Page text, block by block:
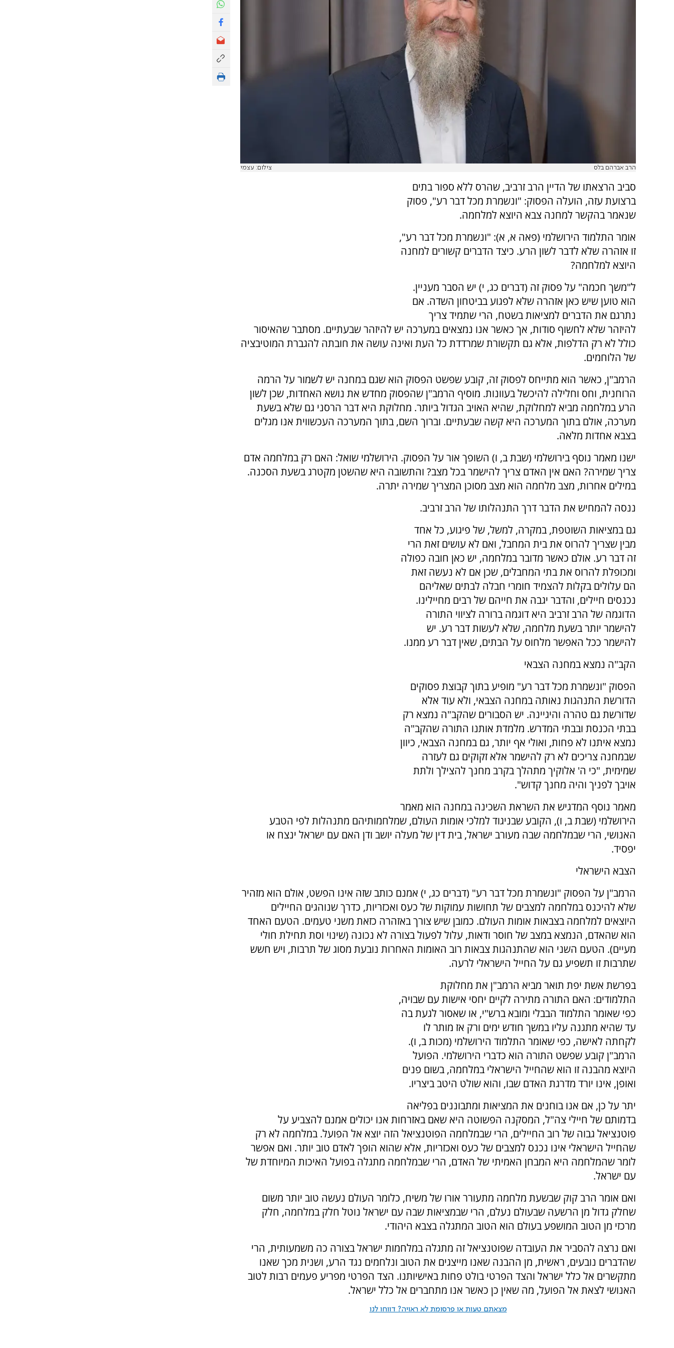
הרב אברהם בלס צילום: עצמי
סביב הרצאתו של הדיין הרב זרביב, שהרס ללא ספור בתים
ברצועת עזה, הועלה הפסוק: "ונשמרת מכל דבר רע", פסוק
שנאמר בהקשר למחנה צבא היוצא למלחמה.
אומר התלמוד הירושלמי (פאה א, א): "ונשמרת מכל דבר רע",
זו אזהרה שלא לדבר לשון הרע. כיצד הדברים קשורים למחנה
היוצא למלחמה?
ל"משך חכמה" על פסוק זה (דברים כג, י) יש הסבר מעניין.
הוא טוען שיש כאן אזהרה שלא לפגוע בביטחון השדה. אם
נתרגם את הדברים למציאות בשטח, הרי שתמיד צריך
להיזהר שלא לחשוף סודות, אך כאשר אנו נמצאים במערכה יש להיזהר שבעתיים. מסתבר שהאיסור
כולל לא רק הדלפות, אלא גם תקשורת שמרדדת כל העת ואינה עושה את חובתה להגברת המוטיבציה
של הלוחמים.
הרמב"ן, כאשר הוא מתייחס לפסוק זה, קובע שפשט הפסוק הוא שגם במחנה יש לשמור על הרמה
הרוחנית, וחס וחלילה להיכשל בעוונות. מוסיף הרמב"ן שהפסוק מחדש את נושא האחדות, שכן לשון
הרע במלחמה מביא למחלוקת, שהיא האויב הגדול ביותר. מחלוקת היא דבר הרסני גם שלא בשעת
מערכה, אולם בתוך המערכה היא קשה שבעתיים. וברוך השם, בתוך המערכה העכשווית אנו מגלים
בצבא אחדות מלאה.
ישנו מאמר נוסף בירושלמי (שבת ב, ו) השופך אור על הפסוק. הירושלמי שואל: האם רק במלחמה אדם
צריך שמירה? האם אין האדם צריך להישמר בכל מצב? והתשובה היא שהשטן מקטרג בשעת הסכנה.
במילים אחרות, מצב מלחמה הוא מצב מסוכן המצריך שמירה יתרה.
ננסה להמחיש את הדבר דרך התנהלותו של הרב זרביב.
גם במציאות השוטפת, במקרה, למשל, של פיגוע, כל אחד
מבין שצריך להרוס את בית המחבל, ואם לא עושים זאת הרי
זה דבר רע. אולם כאשר מדובר במלחמה, יש כאן חובה כפולה
ומכופלת להרוס את בתי המחבלים, שכן אם לא נעשה זאת
הם עלולים בקלות להצמיד חומרי חבלה לבתים שאליהם
נכנסים חיילים, והדבר יגבה את חייהם של רבים מחיילינו.
הדוגמה של הרב זרביב היא דוגמה ברורה לציווי התורה
להישמר יותר בשעת מלחמה, שלא לעשות דבר רע. יש
להישמר ככל האפשר מלחוס על הבתים, שאין דבר רע ממנו.
הקב"ה נמצא במחנה הצבאי
הפסוק "ונשמרת מכל דבר רע" מופיע בתוך קבוצת פסוקים
הדורשת התנהגות נאותה במחנה הצבאי, ולא עוד אלא
שדורשת גם טהרה והיגיינה. יש הסבורים שהקב"ה נמצא רק
בבתי הכנסת ובבתי המדרש. מלמדת אותנו התורה שהקב"ה
נמצא איתנו לא פחות, ואולי אף יותר, גם במחנה הצבאי, כיוון
שבמחנה צריכים לא רק להישמר אלא זקוקים גם לעזרה
שמימית, "כי ה' אלוקיך מתהלך בקרב מחנך להצילך ולתת
אויבך לפניך והיה מחנך קדוש".
מאמר נוסף המדגיש את השראת השכינה במחנה הוא מאמר
הירושלמי (שבת ב, ו), הקובע שבניגוד למלכי אומות העולם, שמלחמותיהם מתנהלות לפי הטבע
האנושי, הרי שבמלחמה שבה מעורב ישראל, בית דין של מעלה יושב ודן האם עם ישראל ינצח או
יפסיד.
הצבא הישראלי
הרמב"ן על הפסוק "ונשמרת מכל דבר רע" (דברים כג, י) אמנם כותב שזה אינו הפשט, אולם הוא מזהיר
שלא להיכנס במלחמה למצבים של תחושות עמוקות של כעס ואכזריות, כדרך שנוהגים החיילים
היוצאים למלחמה בצבאות אומות העולם. כמובן שיש צורך באזהרה כזאת משני טעמים. הטעם האחד
הוא שהאדם, הנמצא במצב של חוסר ודאות, עלול לפעול בצורה לא נכונה (שינוי וסת תחילת חולי
מעיים). הטעם השני הוא שהתנהגות צבאות רוב האומות האחרות נובעת מסוג של תרבות, ויש חשש
שתרבות זו תשפיע גם על החייל הישראלי לרעה.
בפרשת אשת יפת תואר מביא הרמב"ן את מחלוקת
התלמודים: האם התורה מתירה לקיים יחסי אישות עם שבויה,
כפי שאומר התלמוד הבבלי ומובא ברש"י, או שאסור לגעת בה
עד שהיא מתגנה עליו במשך חודש ימים ורק אז מותר לו
לקחתה לאישה, כפי שאומר התלמוד הירושלמי (מכות ב, ו).
הרמב"ן קובע שפשט התורה הוא כדברי הירושלמי. הפועל
היוצא מהבנה זו הוא שהחייל הישראלי במלחמה, בשום פנים
ואופן, אינו יורד מדרגת האדם שבו, והוא שולט היטב ביצריו.
יתר על כן, אם אנו בוחנים את המציאות ומתבוננים בפליאה
בדמותם של חיילי צה"ל, המסקנה הפשוטה היא שאם באזרחות אנו יכולים אמנם להצביע על
פוטנציאל גבוה של רוב החיילים, הרי שבמלחמה הפוטנציאל הזה יוצא אל הפועל. במלחמה לא רק
שהחייל הישראלי אינו נכנס למצבים של כעס ואכזריות, אלא שהוא הופך לאדם טוב יותר. ואם אפשר
לומר שהמלחמה היא המבחן האמיתי של האדם, הרי שבמלחמה מתגלה בפועל האיכות המיוחדת של
עם ישראל.
ואם אומר הרב קוק שבשעת מלחמה מתעורר אורו של משיח, כלומר העולם נעשה טוב יותר משום
שחלק גדול מן הרשעה שבעולם נעלם, הרי שבמציאות שבה עם ישראל נוטל חלק במלחמה, חלק
מרכזי מן הטוב המושפע בעולם הוא הטוב המתגלה בצבא היהודי.
ואם נרצה להסביר את העובדה שפוטנציאל זה מתגלה במלחמות ישראל בצורה כה משמעותית, הרי
שהדברים נובעים, ראשית, מן ההבנה שאנו מייצגים את הטוב ונלחמים נגד הרע, ושנית מכך שאנו
מתקשרים אל כלל ישראל והצד הפרטי בולט פחות באישיותנו. הצד הפרטי מפריע פעמים רבות לטוב
האנושי לצאת אל הפועל, מה שאין כן כאשר אנו מתחברים אל כלל ישראל.
מצאתם טעות או פרסומת לא ראויה? דווחו לנו